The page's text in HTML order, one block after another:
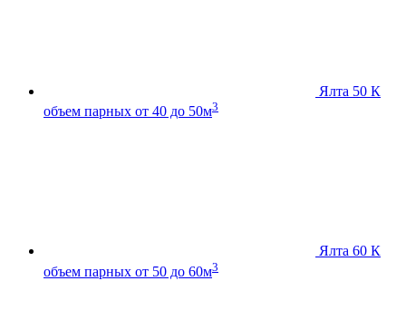
Ялта 50 К
объем парных от 40 до 50м3
Ялта 60 К
объем парных от 50 до 60м3